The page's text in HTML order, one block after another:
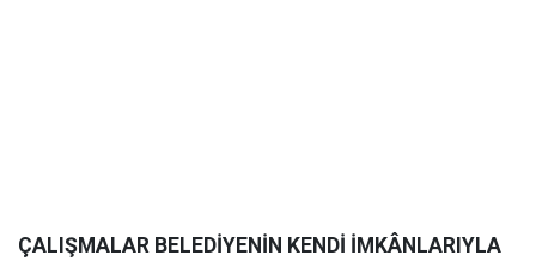
ÇALIŞMALAR BELEDİYENİN KENDİ İMKÂNLARIYLA